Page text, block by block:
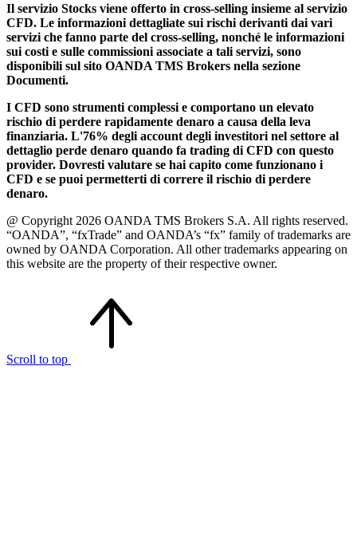
Il servizio Stocks viene offerto in cross-selling insieme al servizio
CFD. Le informazioni dettagliate sui rischi derivanti dai vari
servizi che fanno parte del cross-selling, nonché le informazioni
sui costi e sulle commissioni associate a tali servizi, sono
disponibili sul sito OANDA TMS Brokers nella sezione
Documenti.
I CFD sono strumenti complessi e comportano un elevato
rischio di perdere rapidamente denaro a causa della leva
finanziaria. L'76% degli account degli investitori nel settore al
dettaglio perde denaro quando fa trading di CFD con questo
provider. Dovresti valutare se hai capito come funzionano i
CFD e se puoi permetterti di correre il rischio di perdere
denaro.
@ Copyright 2026 OANDA TMS Brokers S.A. All rights reserved.
“OANDA”, “fxTrade” and OANDA’s “fx” family of trademarks are
owned by OANDA Corporation. All other trademarks appearing on
this website are the property of their respective owner.
Scroll to top